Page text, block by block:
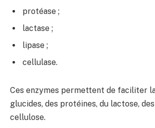
protéase ;
lactase ;
lipase ;
cellulase.
Ces enzymes permettent de faciliter
glucides, des protéines, du lactose,
cellulose.